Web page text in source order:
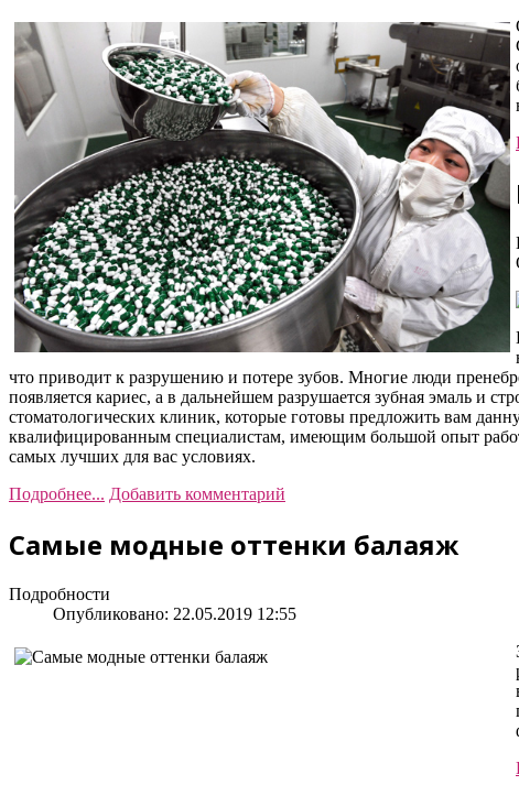
что приводит к разрушению и потере зубов. Многие люди
появляется кариес, а в дальнейшем разрушается зубная эмаль и
стоматологических клиник, которые готовы предложить вам
квалифицированным специалистам, имеющим большой опыт
самых лучших для вас условиях.
Подробнее... Добавить комментарий
Самые модные оттенки балаяж
Подробности
Опубликовано: 22.05.2019 12:55